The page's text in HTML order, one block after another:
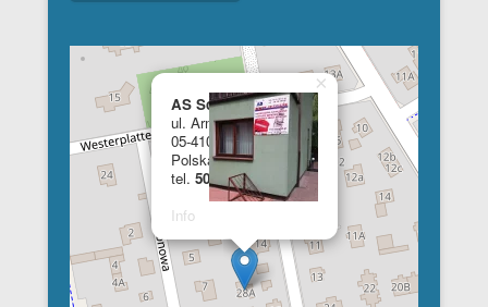
AS School of English
ul. Armii Krajowej 28a
05-410 Józefów
Polska
tel. 508 348 681
Info
×